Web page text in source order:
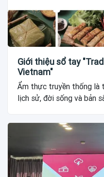
Giới thiệu sổ tay
Vietnam"
Ẩm thực truyền thống là
lịch sử, đời sống và bản